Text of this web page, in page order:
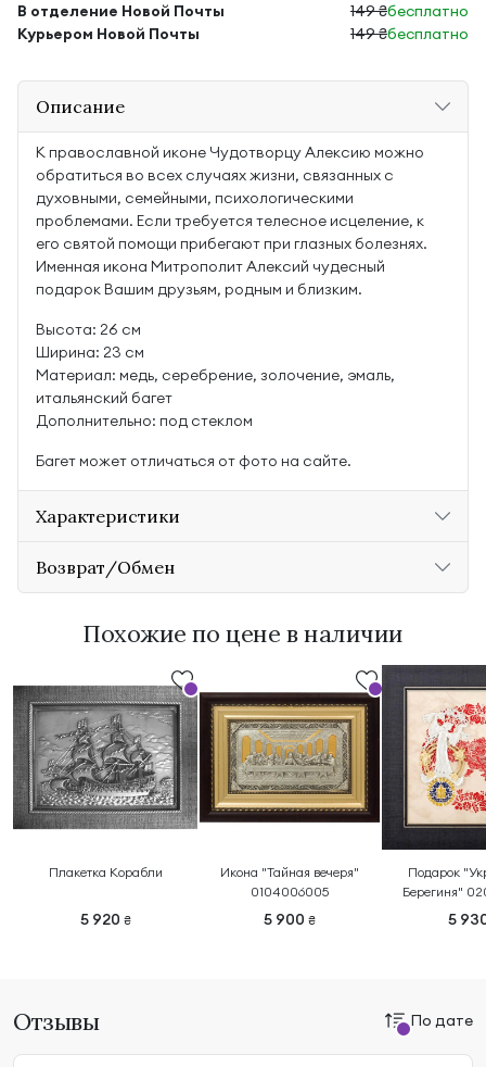
В отделение Новой Почты
149 ₴бесплатно
Курьером Новой Почты
149 ₴бесплатно
Описание
К православной иконе Чудотворцу Алексию можно
обратиться во всех случаях жизни, связанных с
духовными, семейными, психологическими
проблемами. Если требуется телесное исцеление, к
его святой помощи прибегают при глазных болезнях.
Именная икона Митрополит Алексий чудесный
подарок Вашим друзьям, родным и близким.
Высота: 26 см
Ширина: 23 см
Материал: медь, серебрение, золочение, эмаль,
итальянский багет
Дополнительно: под стеклом
Багет может отличаться от фото на сайте.
Характеристики
Возврат/Обмен
Похожие по цене в наличии
Плакетка Корабли
5 920 ₴
Икона "Тайная вечеря"
0104006005
5 900 ₴
Подарок
Берегиня"
5
Отзывы По дате